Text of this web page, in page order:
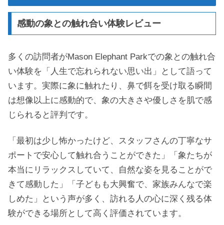
感動の象との触れ合い体験レビュー
多くの訪問者がMason Elephant Parkでの象との触れ合
い体験を「人生で忘れられない思い出」として語って
います。実際に象に触れたり、鼻で餌を受け取る瞬間
は想像以上に感動的で、象の大きさや優しさを肌で感
じられると評判です。
「最初は少し怖かったけど、スタッフさんの丁寧なサ
ポートで安心して触れ合うことができた」「象たちが
本当にリラックスしていて、自然な姿を見ることがで
きて感動した」「子どもも大興奮で、家族みんなで楽
しめた」という声が多く、訪れる人の心に深く残る体
験ができる場所として高く評価されています。